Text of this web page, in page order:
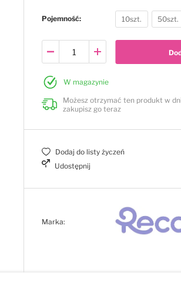
Pojemność 10szt. 50szt.
W magazynie
Możesz otrzymać ten produkt w
zakupisz go teraz
Dodaj do listy życzeń
Udostępnij
Marka: